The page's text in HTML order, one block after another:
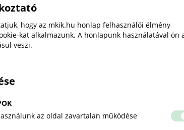
a Közgazdasági
2024 első negyedévi
Tájékoztatója
Kereskedelmi és Iparkamara
dinamizálódott. A hazai gazdaság
1,1%-kal, míg negyedéves alapon
hogy az mkik.hu honlap felhasználói élmény
kat alkalmazunk. A honlapunk használatával ön
veszi.
az oldal zavartalan működése